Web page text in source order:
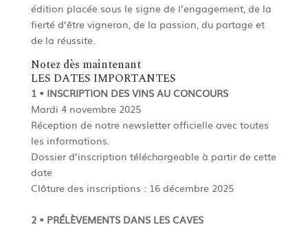
édition placée sous le signe de l’engagement, de la
fierté d’être vigneron, de la passion, du partage et
de la réussite.
Notez dès maintenant
LES DATES IMPORTANTES­
1 • INSCRIPTION DES VINS AU CONCOURS
Mardi 4 novembre 2025
Réception de notre newsletter officielle avec toutes
les informations.
Dossier d’inscription téléchargeable à partir de cette
date
Clôture des inscriptions : 16 décembre 2025
2 • PRÉLÈVEMENTS DANS LES CAVES